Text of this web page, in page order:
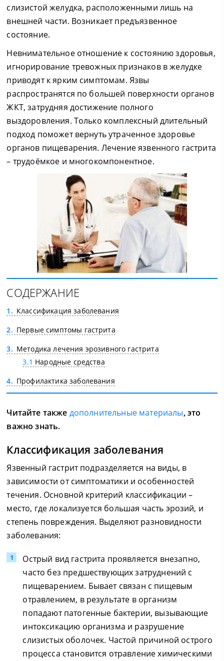
слизистой желудка, расположенными лишь на
внешней части. Возникает предъязвенное
состояние.
Невнимательное отношение к состоянию здоровья,
игнорирование тревожных признаков в желудке
приводят к ярким симптомам. Язвы
распространятся по большей поверхности органов
ЖКТ, затрудняя достижение полного
выздоровления. Только комплексный длительный
подход поможет вернуть утраченное здоровье
органов пищеварения. Лечение язвенного гастрита
– трудоёмкое и многокомпонентное.
СОДЕРЖАНИЕ
1
Классификация заболевания
2
Первые симптомы гастрита
3
Методика лечения эрозивного гастрита
3.1 Народные средства
4
Профилактика заболевания
Читайте также дополнительные материалы, это
важно знать.
Классификация заболевания
Язвенный гастрит подразделяется на виды, в
зависимости от симптоматики и особенностей
течения. Основной критерий классификации –
место, где локализуется большая часть эрозий, и
степень повреждения. Выделяют разновидности
заболевания:
Острый вид гастрита проявляется внезапно,
часто без предшествующих затруднений с
пищеварением. Бывает связан с пищевым
отравлением, в результате в организм
попадают патогенные бактерии, вызывающие
интоксикацию организма и разрушение
слизистых оболочек. Частой причиной острого
процесса становится отравление химическими